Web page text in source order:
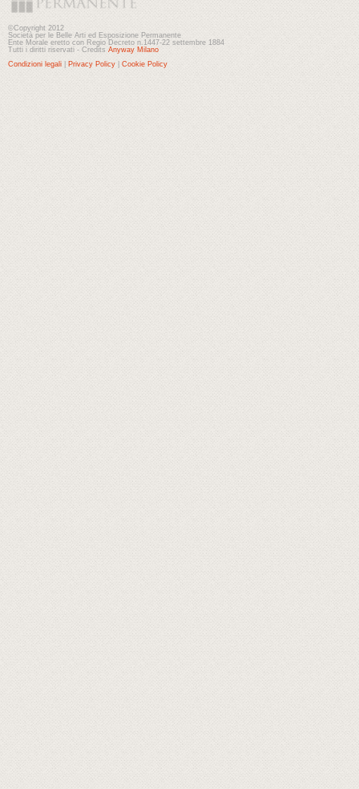
©Copyright 2012
Società per le Belle Arti ed Esposizione Permanente
Ente Morale eretto con Regio Decreto n.1447-22 settembre 1884
Tutti i diritti riservati - Credits Anyway Milano
Condizioni legali
Privacy Policy Cookie Policy